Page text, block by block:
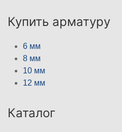
Купить арматуру
6 мм
8 мм
10 мм
12 мм
Каталог